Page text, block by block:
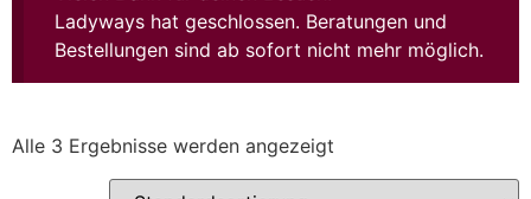
Ladyways hat geschlossen. Beratungen und
Bestellungen sind ab sofort nicht mehr möglich.
Alle 3 Ergebnisse werden angezeigt